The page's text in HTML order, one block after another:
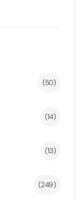
(50)
(14)
(13)
(249)